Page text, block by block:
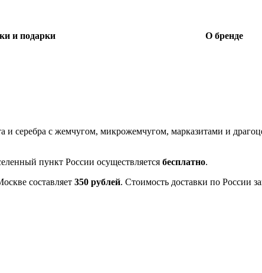
и подарки О бренде
и серебра с жемчугом, микрожемчугом, марказитами и
пункт России осуществляется бесплатно.
составляет 350 рублей. Стоимость доставки по России